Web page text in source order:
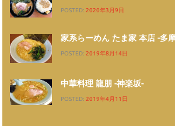
POSTED: 2020年3月9日
家系らーめん たま家 本店 -多
POSTED: 2019年8月14日
中華料理 龍朋 -神楽坂-
POSTED: 2019年4月11日